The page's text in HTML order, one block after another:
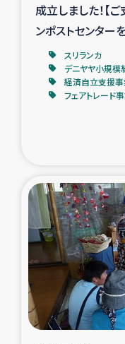
レバノン
レバノンでのシ
海外
仮設住
イ
成立しました！【
ンポストセンター
スリランカ
デニヤヤ小規
経済自立支援事
フェアトレード